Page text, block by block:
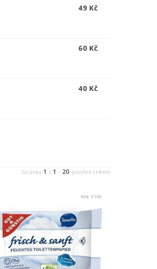
49 Kč
60 Kč
40 Kč
Stránka 1 z 1 - 20 položek celkem
Kód:0106